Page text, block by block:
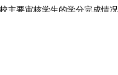
要审核学生的学分完成情
学习内容的人员而言，顺